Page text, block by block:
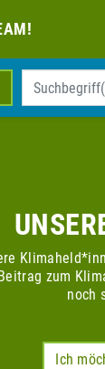
zum
noch
Ich